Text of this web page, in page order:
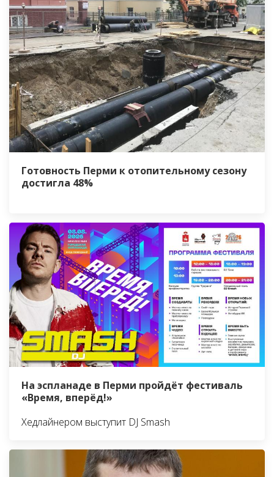
Готовность Перми к отопительному сезону
достигла 48%
На эспланаде в Перми пройдёт фестиваль
«Время, вперёд!»
Хедлайнером выступит DJ Smash